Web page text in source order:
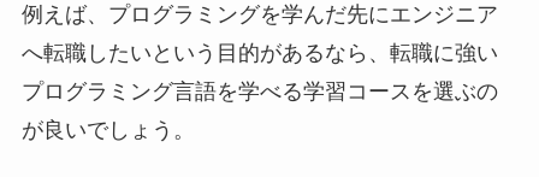
例えば、プログラミングを学んだ先にエンジニア
へ転職したいという目的があるなら、転職に強い
プログラミング言語を学べる学習コースを選ぶの
が良いでしょう。